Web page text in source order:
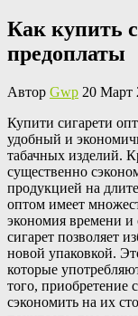
Как купить
предоплаты
Автор Gwp 20 Март
Купити сигaрeти
удобный и
табачных изделий.
существенно
продукцией на
оптом имеет
экономия времени и
сигарет позволяет
новой упаковкой.
которые
того, приобретение
сэкономить на их